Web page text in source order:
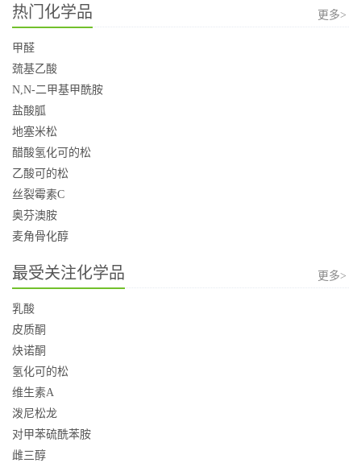
热门化学品 更多>
甲醛
巯基乙酸
N,N-二甲基甲酰胺
盐酸胍
地塞米松
醋酸氢化可的松
乙酸可的松
丝裂霉素C
奥芬澳胺
麦角骨化醇
最受关注化学品 更多>
乳酸
皮质酮
炔诺酮
氢化可的松
维生素A
泼尼松龙
对甲苯硫酰苯胺
雌三醇